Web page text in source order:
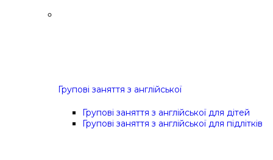
Групові заняття з англійської
Групові заняття з англійської для дітей
Групові заняття з англійської для підлітків